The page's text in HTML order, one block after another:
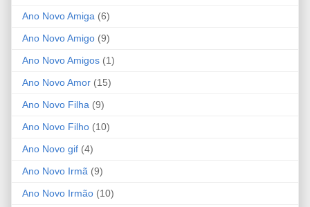
Ano Novo Amiga (6)
Ano Novo Amigo (9)
Ano Novo Amigos (1)
Ano Novo Amor (15)
Ano Novo Filha (9)
Ano Novo Filho (10)
Ano Novo gif (4)
Ano Novo Irmã (9)
Ano Novo Irmão (10)